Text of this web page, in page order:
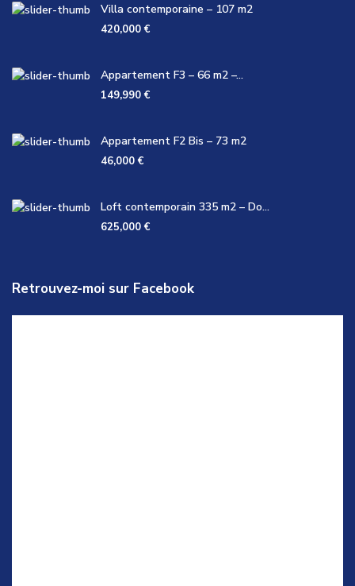
Villa contemporaine – 107 m2
420,000 €
Appartement F3 – 66 m2 –...
149,990 €
Appartement F2 Bis – 73 m2
46,000 €
Loft contemporain 335 m2 – Do...
625,000 €
Retrouvez-moi sur Facebook